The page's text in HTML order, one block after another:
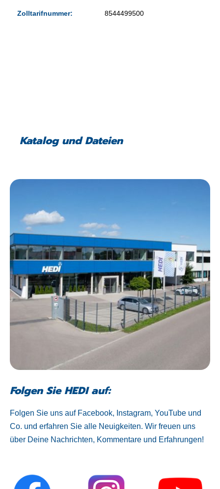
Zolltarifnummer: 8544499500
Katalog und Dateien
Folgen Sie HEDI auf:
Folgen Sie uns auf Facebook, Instagram, YouTube und
Co. und erfahren Sie alle Neuigkeiten. Wir freuen uns
über Deine Nachrichten, Kommentare und Erfahrungen!